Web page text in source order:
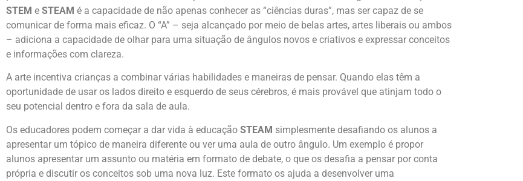
STEM e STEAM é a capacidade de não apenas conhecer as “ciências duras”, mas ser capaz de se
comunicar de forma mais eficaz. O “A” – seja alcançado por meio de belas artes, artes liberais ou ambos
– adiciona a capacidade de olhar para uma situação de ângulos novos e criativos e expressar conceitos
e informações com clareza.
A arte incentiva crianças a combinar várias habilidades e maneiras de pensar. Quando elas têm a
oportunidade de usar os lados direito e esquerdo de seus cérebros, é mais provável que atinjam todo o
seu potencial dentro e fora da sala de aula.
Os educadores podem começar a dar vida à educação STEAM simplesmente desafiando os alunos a
apresentar um tópico de maneira diferente ou ver uma aula de outro ângulo. Um exemplo é propor
alunos apresentar um assunto ou matéria em formato de debate, o que os desafia a pensar por conta
própria e discutir os conceitos sob uma nova luz. Este formato os ajuda a desenvolver uma